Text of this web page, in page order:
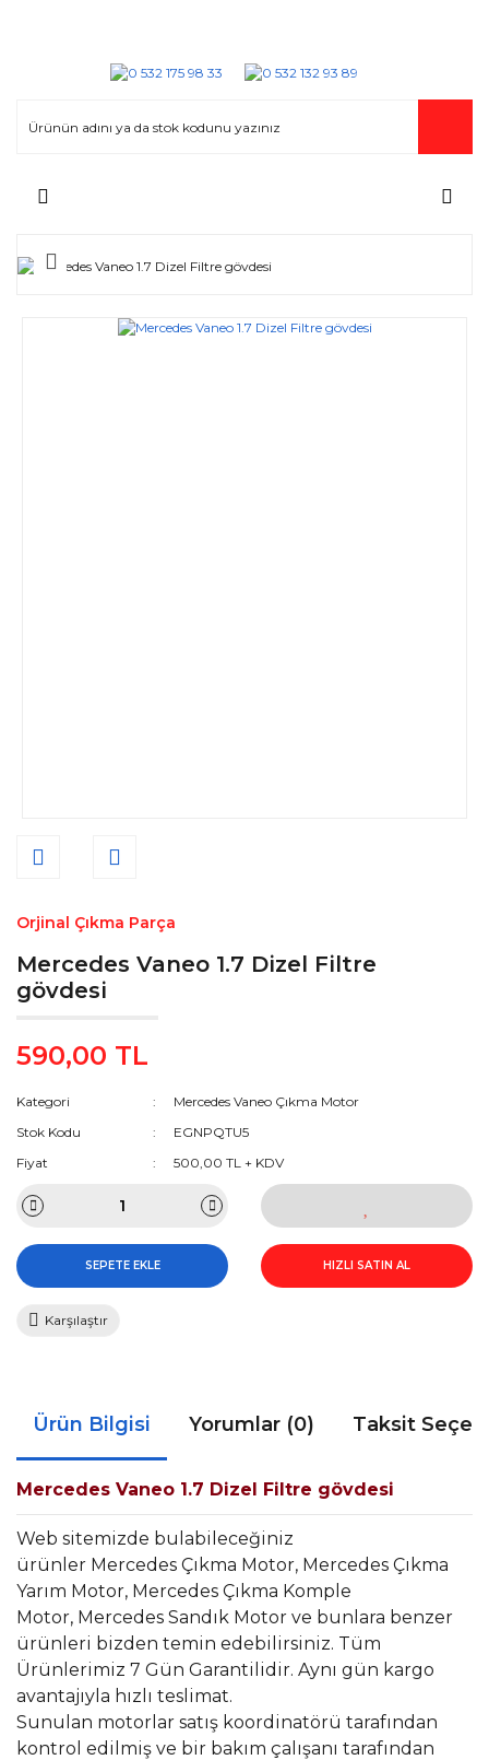
Orjinal Çıkma Parça
Mercedes Vaneo 1.7 Dizel Filtre
gövdesi
590,00 TL
Kategori
Mercedes Vaneo Çıkma Motor
Stok Kodu
EGNPQTU5
Fiyat
500,00 TL + KDV
SEPETE EKLE HIZLI SATIN AL
Karşılaştır
Ürün Bilgisi Yorumlar (0) Taksit
Mercedes Vaneo 1.7 Dizel Filtre gövdesi
Web sitemizde bulabileceğiniz
ürünler Mercedes Çıkma Motor, Mercedes Çıkma
Yarım Motor, Mercedes Çıkma Komple
Motor, Mercedes Sandık Motor ve bunlara benzer
ürünleri bizden temin edebilirsiniz. Tüm
Ürünlerimiz 7 Gün Garantilidir. Aynı gün kargo
avantajıyla hızlı teslimat.
Sunulan motorlar satış koordinatörü tarafından
kontrol edilmiş ve bir bakım çalışanı tarafından